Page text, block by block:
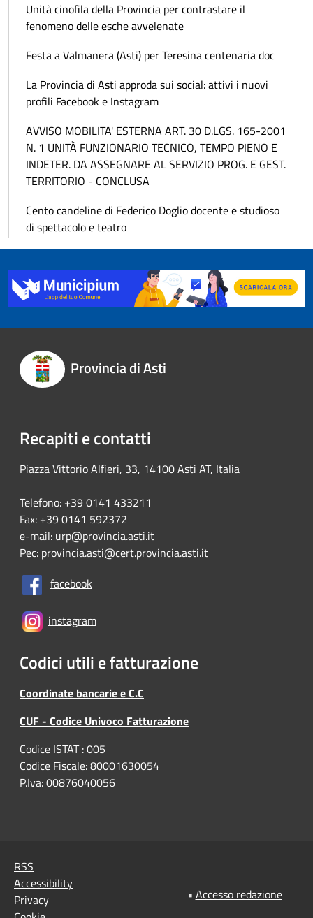
Unità cinofila della Provincia per contrastare il
fenomeno delle esche avvelenate
Festa a Valmanera (Asti) per Teresina centenaria doc
La Provincia di Asti approda sui social: attivi i nuovi
profili Facebook e Instagram
AVVISO MOBILITA' ESTERNA ART. 30 D.LGS. 165-2001
N. 1 UNITÀ FUNZIONARIO TECNICO, TEMPO PIENO E
INDETER. DA ASSEGNARE AL SERVIZIO PROG. E GEST.
TERRITORIO - CONCLUSA
Cento candeline di Federico Doglio docente e studioso
di spettacolo e teatro
Provincia di Asti
Recapiti e contatti
Piazza Vittorio Alfieri, 33, 14100 Asti AT, Italia
Telefono: +39 0141 433211
Fax: +39 0141 592372
e-mail: urp@provincia.asti.it
Pec: provincia.asti@cert.provincia.asti.it
facebook
instagram
Codici utili e fatturazione
Coordinate bancarie e C.C
CUF - Codice Univoco Fatturazione
Codice ISTAT : 005
Codice Fiscale: 80001630054
P.Iva: 00876040056
RSS
Accessibility
Privacy
• Accesso redazione